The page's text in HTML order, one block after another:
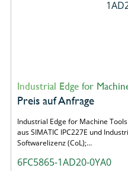
Industrial Edge for
Preis auf Anfrage
Industrial Edge for Machine
aus SIMATIC IPC227E und
Softwarelizenz (CoL);…
6FC5865-1AD20-0YA0